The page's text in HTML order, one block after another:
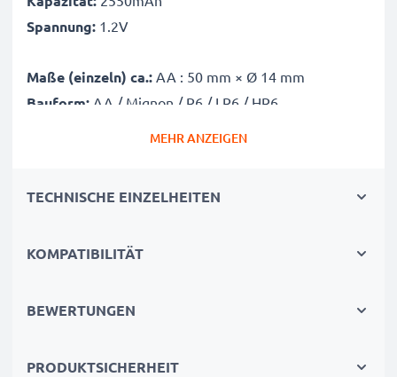
Spannung: 1.2V
Maße (einzeln) ca.: AA : 50 mm × Ø 14 mm
Bauform: AA / Mignon / R6 / LR6 / HR6
MEHR ANZEIGEN
TECHNISCHE EINZELHEITEN
KOMPATIBILITÄT
BEWERTUNGEN
PRODUKTSICHERHEIT